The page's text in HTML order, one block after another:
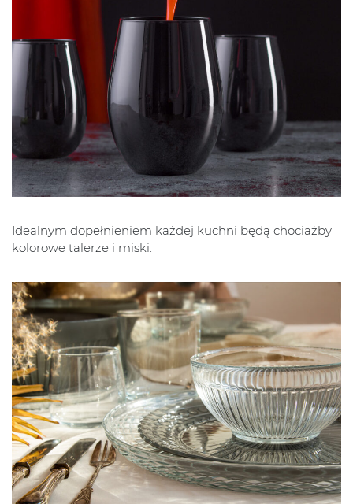
Idealnym dopełnieniem każdej kuchni będą chociażby
kolorowe talerze i miski.